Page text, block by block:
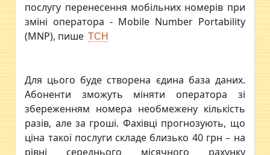
послугу перенесення мобільних номерів при
зміні оператора - Mobile Number Portability
(MNP), пише ТСН
Для цього буде створена єдина база даних.
Абоненти зможуть міняти оператора зі
збереженням номера необмежену кількість
разів, але за гроші. Фахівці прогнозують, що
ціна такої послуги складе близько 40 грн – на
рівні середнього місячного рахунку